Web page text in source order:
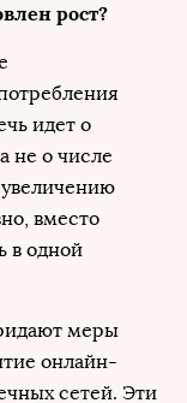
рост?
идет о
не о числе
увеличению
вместо
в одной
меры
онлайн-
сетей. Эти